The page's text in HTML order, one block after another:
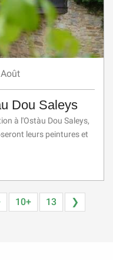
Août
Dou Saleys
à l'Ostàu Dou Saleys,
leurs peintures et
10+ 13
❯